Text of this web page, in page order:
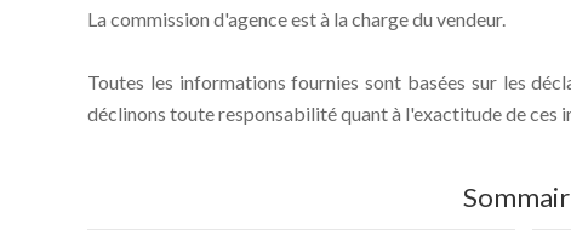
La commission d'agence est à la charge du vendeur.
Toutes les informations fournies sont basées sur les
déclinons toute responsabilité quant à l'exactitude de ces